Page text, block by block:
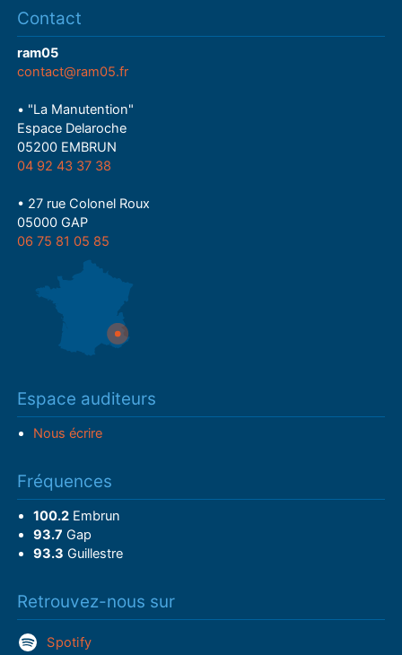
Contact
ram05
contact@ram05.fr
• "La Manutention"
Espace Delaroche
05200 EMBRUN
04 92 43 37 38
• 27 rue Colonel Roux
05000 GAP
06 75 81 05 85
Espace auditeurs
Nous écrire
Fréquences
100.2Embrun
93.7 Gap
93.3 Guillestre
Retrouvez-nous sur
Spotify